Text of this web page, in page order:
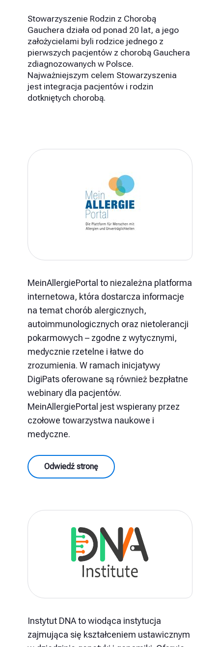
Stowarzyszenie Rodzin z Chorobą
Gauchera działa od ponad 20 lat, a jego
założycielami byli rodzice jednego z
pierwszych pacjentów z chorobą Gauchera
zdiagnozowanych w Polsce.
Najważniejszym celem Stowarzyszenia
jest integracja pacjentów i rodzin
dotkniętych chorobą.
MeinAllergiePortal to niezależna platforma
internetowa, która dostarcza informacje
na temat chorób alergicznych,
autoimmunologicznych oraz nietolerancji
pokarmowych – zgodne z wytycznymi,
medycznie rzetelne i łatwe do
zrozumienia. W ramach inicjatywy
DigiPats oferowane są również bezpłatne
webinary dla pacjentów.
MeinAllergiePortal jest wspierany przez
czołowe towarzystwa naukowe i
medyczne.
Odwiedź stronę
Instytut DNA to wiodąca instytucja
zajmująca się kształceniem ustawicznym